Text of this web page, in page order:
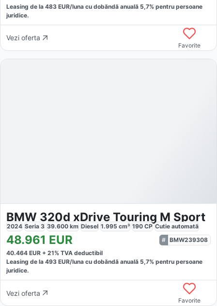
Leasing de la 483 EUR/luna cu dobăndă anuală 5,7% pentru persoane
juridice.
Vezi oferta
Favorite
BMW 320d xDrive Touring M Sport
2024 Seria 3 39.600 km Diesel 1.995 cm³ 190 CP Cutie automată
48.961 EUR
BMW239308
40.464 EUR + 21% TVA deductibil
Leasing de la 493 EUR/luna cu dobăndă anuală 5,7% pentru persoane
juridice.
Vezi oferta
Favorite